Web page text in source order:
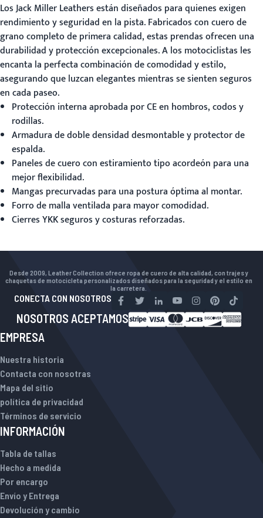
LosJack Miller Leathersestán diseñados para quienes exigen
rendimiento y seguridad en la pista. Fabricados con cuero de
grano completo de primera calidad, estas prendas ofrecen una
durabilidad y protección excepcionales. A los motociclistas les
encanta la perfecta combinación de comodidad y estilo,
asegurando que luzcan elegantes mientras se sienten seguros
en cada paseo.
Protección interna aprobada por CE en hombros, codos y
rodillas.
Armadura de doble densidad desmontable y protector de
espalda.
Paneles de cuero con estiramiento tipo acordeón para una
mejor flexibilidad.
Mangas precurvadas para una postura óptima al montar.
Forro de malla ventilada para mayor comodidad.
Cierres YKK seguros y costuras reforzadas.
Desde 2009, Leather Collection ofrece ropa de cuero de alta calidad, con trajes y
chaquetas de motocicleta personalizados diseñados para la seguridad y el estilo en
la carretera.
CONECTA CON NOSOTROS
NOSOTROS ACEPTAMOS
EMPRESA
Nuestra historia
Contacta con nosotras
Mapa del sitio
política de privacidad
Términos de servicio
INFORMACIÓN
Tabla de tallas
Hecho a medida
Por encargo
Envío y Entrega
Devolución y cambio